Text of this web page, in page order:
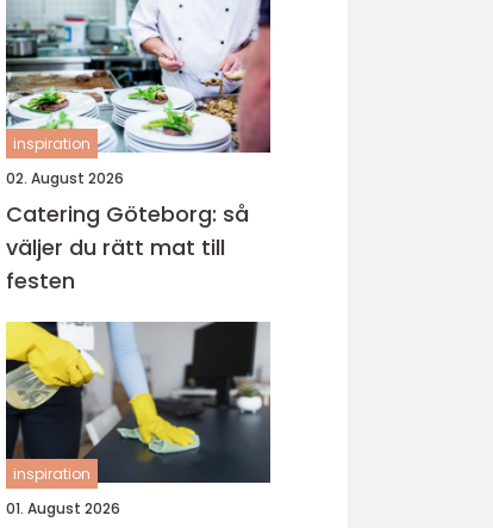
inspiration
02. August 2026
Catering Göteborg: så
väljer du rätt mat till
festen
inspiration
01. August 2026